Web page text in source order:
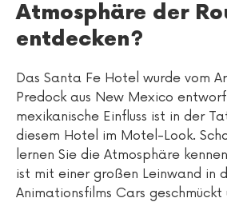
Atmosphäre der
entdecken?
Das Santa Fe Hotel wurde vom
Predock aus New Mexico
mexikanische Einfluss ist in der
diesem Hotel im Motel-Look.
lernen Sie die Atmosphäre
ist mit einer großen Leinwand in
Animationsfilms Cars